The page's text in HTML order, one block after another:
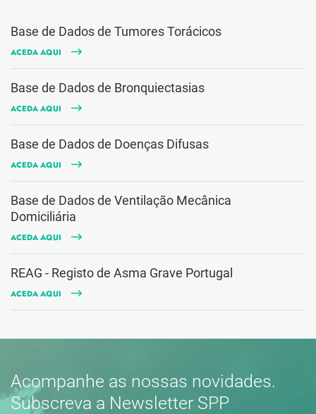
Base de Dados de Tumores Torácicos
ACEDA AQUI
Base de Dados de Bronquiectasias
ACEDA AQUI
Base de Dados de Doenças Difusas
ACEDA AQUI
Base de Dados de Ventilação Mecânica
Domiciliária
ACEDA AQUI
REAG - Registo de Asma Grave Portugal
ACEDA AQUI
Acompanhe as nossas novidades.
Subscreva a Newsletter SPP